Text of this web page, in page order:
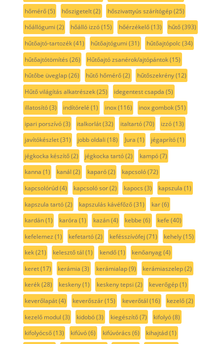
hőmérő(5) hőszigetelt(2) hőszivattyús szárítógép(25)
hőállógumi (2) hőálló izzó(15) hőérzékelő(13) hűtő(393)
hűtőajtó-tartozék(41) hűtőajtógumi (31) hűtőajtópolc(34)
hűtőajtótömítés (26) Hűtőajtó zsanérok/ajtópántok(15)
hűtőbe üveglap(26) hűtő hőmérő(2) hűtőszekrény(12)
Hűtő világítás alkatrészek(25) idegentest csapda (5)
illatosító(3) indítórelé (1) inox(116) inox gombok(51)
ipari porszívó(3) italkorlát(32) italtartó(70) izzó(13)
javítókészlet(31) jobb oldali (18) Jura (1) jégaprító(1)
jégkocka készítő(2) jégkocka tartó(2) kampó(7)
kanna (1) kanál (2) kaparó(2) kapcsoló(72)
kapcsolórúd(4) kapcsoló sor(2) kapocs (3) kapszula (1)
kapszula tartó(2) kapszulás kávéfőző(31) kar(6)
kardán(1) karóra (1) kazán(4) kebbe (6) kefe (40)
kefelemez (1) kefetartó(2) kefésszívófej (71) kehely(15)
kek(21) kelesztő tál (1) kendő(1) kenőanyag(4)
keret(17) kerámia (3) kerámialap(9) kerámiaszelep(2)
kerék(28) keskeny(1) keskeny tepsi (2) keverőgép(1)
keverőlapát(4) keverőszár(15) keverőtál (16) kezelő(2)
kezelő modul (3) kidobó(3) kiegészítő(7) kifolyó(8)
kifolyócső(13) kifúvó(6) kifúvórács (6) kihajtád(1)